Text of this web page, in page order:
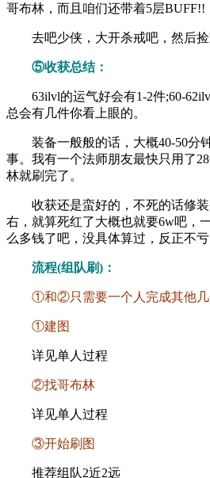
哥布林，而且咱们还带着5层BUFF!!
去吧少侠，大开杀戒吧，然后捡
⑤收获总结：
63ilvl的运气好会有1-2件;60-
总会有几件你看上眼的。
装备一般般的话，大概40-50分
事。我有一个法师朋友最快只用了
林就刷完了。
收获还是蛮好的，不死的话修装
右，就算死红了大概也就要6w吧，
么多钱了吧，没具体算过，反正不亏
流程(组队刷)：
①和②只需要一个人完成其他几
①建图
详见单人过程
②找哥布林
详见单人过程
③开始刷图
推荐组队2近2远